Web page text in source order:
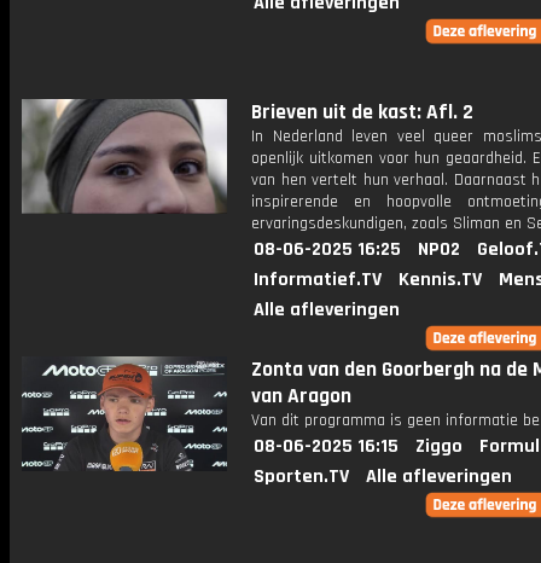
Brieven uit de kast: Afl. 2
In Nederland leven veel queer
openlijk uitkomen voor hun geaardheid.
van hen vertelt hun verhaal. Daarnaast
inspirerende en hoopvolle
ervaringsdeskundigen, zoals Sliman en
08-06-2025 16:25 NPO2
Informatief.TV
Kennis.TV
Alle afleveringen
Zonta van den Goorbergh na de
van Aragon
Van dit programma is geen informatie
08-06-2025 16:15 Ziggo
Sporten.TV
Alle afleveringen